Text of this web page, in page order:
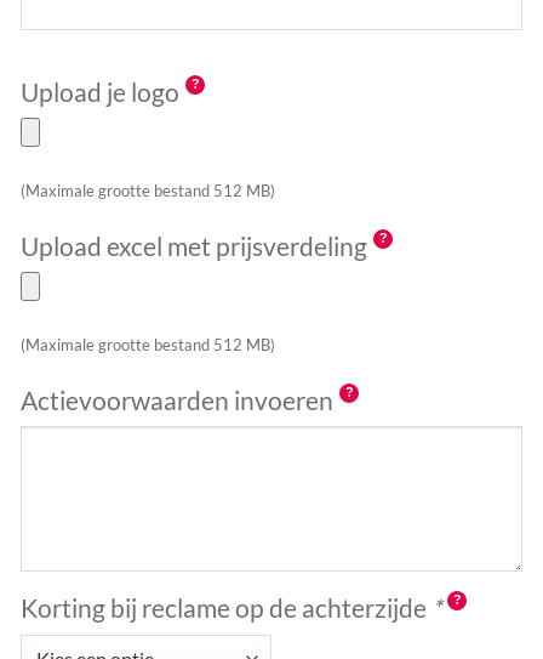
Upload je logo
(Maximale grootte bestand 512 MB)
Upload excel met prijsverdeling
(Maximale grootte bestand 512 MB)
Actievoorwaarden invoeren
Korting bij reclame op de achterzijde *